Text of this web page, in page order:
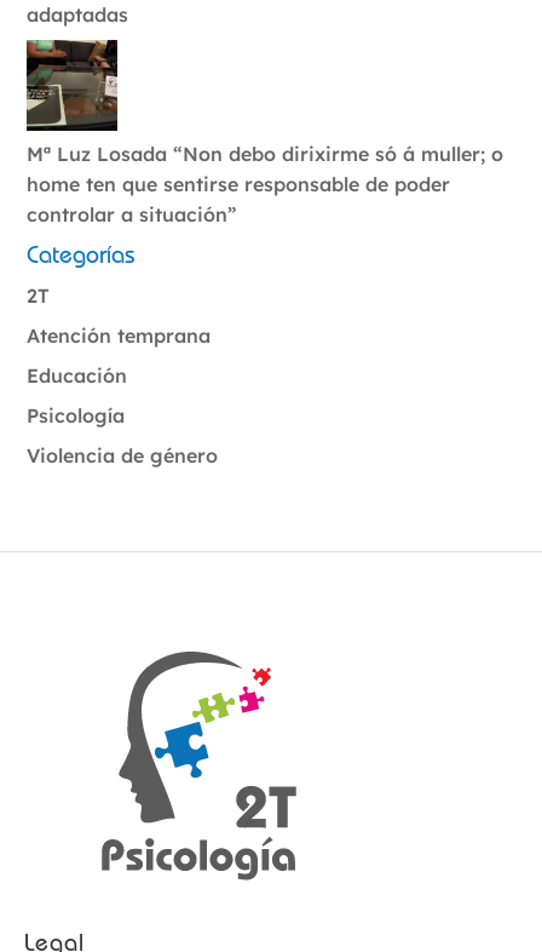
adaptadas
Mª Luz Losada “Non debo dirixirme só á muller; o
home ten que sentirse responsable de poder
controlar a situación”
Categorías
2T
Atención temprana
Educación
Psicología
Violencia de género
Legal